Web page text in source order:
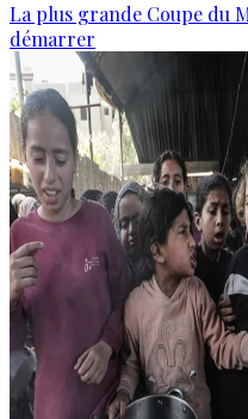
La plus grande Coupe du
démarrer